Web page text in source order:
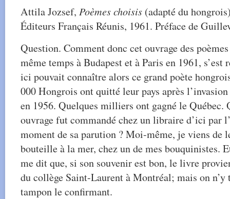
Attila Jozsef, Poèmes choisis (adapté du
Éditeurs Français Réunis, 1961. Préface de
Question. Comment donc cet ouvrage des
même temps à Budapest et à Paris en 1961, s’est
ici pouvait connaître alors ce grand poète
000 Hongrois ont quitté leur pays après
en 1956. Quelques milliers ont gagné le Québec.
ouvrage fut commandé chez un libraire d’ici par
moment de sa parution ? Moi-même, je viens de
bouteille à la mer, chez un de mes bouquinistes.
me dit que, si son souvenir est bon, le livre
du collège Saint-Laurent à Montréal; mais on n’y
tampon le confirmant.